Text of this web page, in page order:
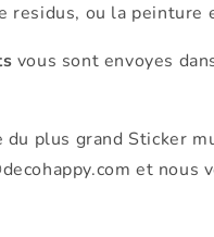
residus, ou la peinture
vous sont envoyes
plus grand Sticker
et nous